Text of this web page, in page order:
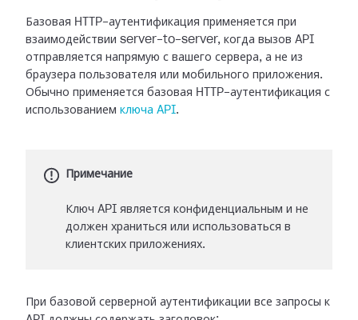
Базовая HTTP-аутентификация применяется при
взаимодействии server-to-server, когда вызов API
отправляется напрямую с вашего сервера, а не из
браузера пользователя или мобильного приложения.
Обычно применяется базовая HTTP-аутентификация с
использованием ключа API.
Примечание
Ключ API является конфиденциальным и не
должен храниться или использоваться в
клиентских приложениях.
При базовой серверной аутентификации все запросы к